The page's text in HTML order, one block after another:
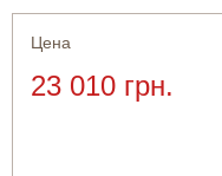
Цена
23 010 грн.